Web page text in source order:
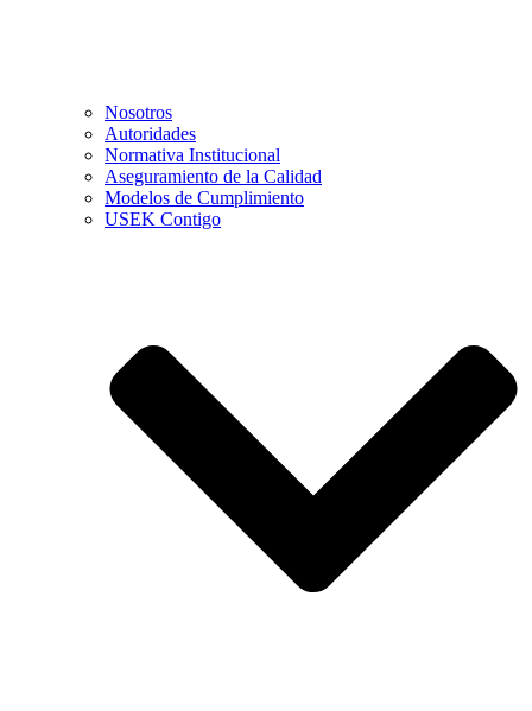
Nosotros
Autoridades
Normativa Institucional
Aseguramiento de la Calidad
Modelos de Cumplimiento
USEK Contigo